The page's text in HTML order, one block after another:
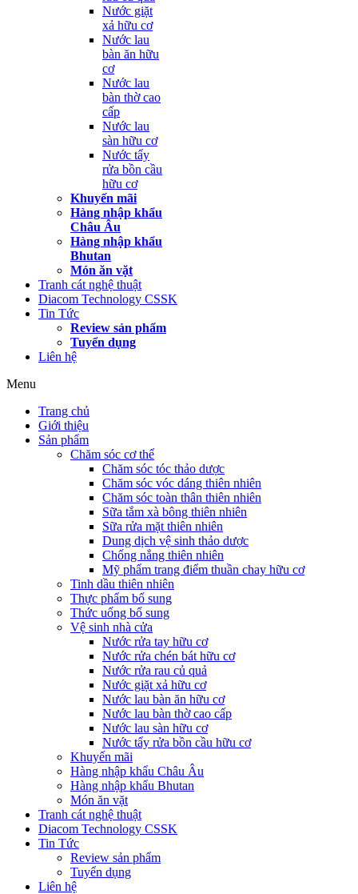
Nước giặt
xả hữu cơ
Nước lau
bàn ăn hữu
cơ
Nước lau
bàn thờ cao
cấp
Nước lau
sàn hữu cơ
Nước tẩy
rửa bồn cầu
hữu cơ
Khuyến mãi
Hàng nhập khẩu
Châu Âu
Hàng nhập khẩu
Bhutan
Món ăn vặt
Tranh cát nghệ thuật
Diacom Technology CSSK
Tin Tức
Review sản phẩm
Tuyển dụng
Liên hệ
Menu
Trang chủ
Giới thiệu
Sản phẩm
Chăm sóc cơ thể
Chăm sóc tóc thảo dược
Chăm sóc vóc dáng thiên nhiên
Chăm sóc toàn thân thiên nhiên
Sữa tắm xà bông thiên nhiên
Sữa rửa mặt thiên nhiên
Dung dịch vệ sinh thảo dược
Chống nắng thiên nhiên
Mỹ phẩm trang điểm thuần chay hữu cơ
Tinh dầu thiên nhiên
Thực phẩm bổ sung
Thức uống bổ sung
Vệ sinh nhà cửa
Nước rửa tay hữu cơ
Nước rửa chén bát hữu cơ
Nước rửa rau củ quả
Nước giặt xả hữu cơ
Nước lau bàn ăn hữu cơ
Nước lau bàn thờ cao cấp
Nước lau sàn hữu cơ
Nước tẩy rửa bồn cầu hữu cơ
Khuyến mãi
Hàng nhập khẩu Châu Âu
Hàng nhập khẩu Bhutan
Món ăn vặt
Tranh cát nghệ thuật
Diacom Technology CSSK
Tin Tức
Review sản phẩm
Tuyển dụng
Liên hệ